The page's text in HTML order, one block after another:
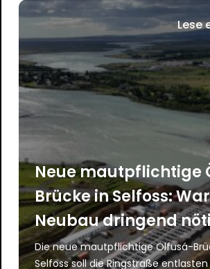
Lese
Neue mautpflichtige
Brücke in Selfoss:
Neubau dringend
Die neue mautpflichtige Ölfusá-
Selfoss soll die Ringstraße